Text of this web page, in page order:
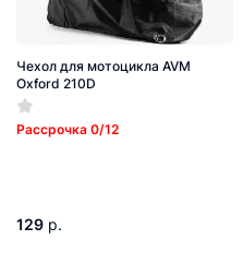
Чехол для мотоцикла AVM
Oxford 210D
Рассрочка 0/12
129 р.